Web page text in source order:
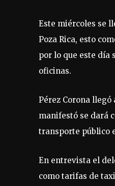
Este miércoles se
Poza Rica, esto
por lo que este día
oficinas.
Pérez Corona
manifestó se dará
transporte público
En entrevista el
como tarifas de